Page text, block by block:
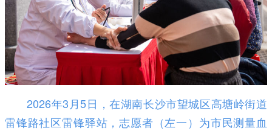
2026年3月5日，在湖南长沙市望城区高塘岭街道
雷锋路社区雷锋驿站，志愿者（左一）为市民测量血